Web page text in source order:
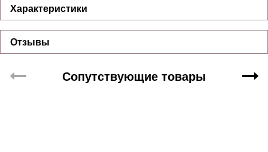
Характеристики
Отзывы
Сопутствующие товары